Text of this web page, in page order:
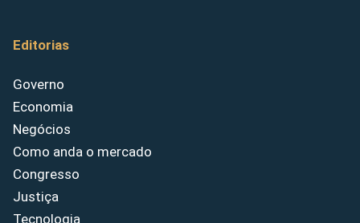
Editorias
Governo
Economia
Negócios
Como anda o mercado
Congresso
Justiça
Tecnologia